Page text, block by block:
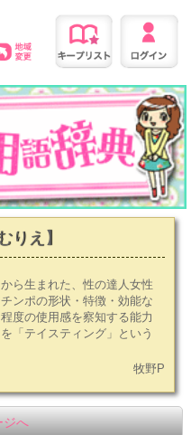
りえ】
ら生まれた、性の達人女性
ンポの形状・特徴・効能な
度の使用感を察知する能力
「テイスティング」という
牧野P
ジへ